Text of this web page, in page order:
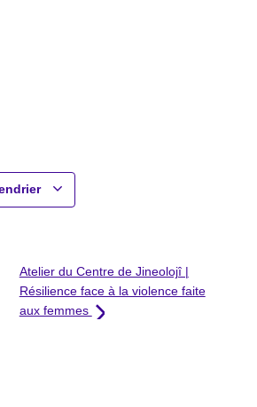
Atelier du Centre de Jineolojî |
Résilience face à la violence faite
aux femmes